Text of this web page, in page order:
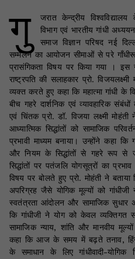
गु
जरात केन्द्रीय
विभाग एवं भारतीय गांधी
समाज विज्ञान परिषद नई
सम्मेलन का आयोजन सीमाओं से परे गाँधीरू
प्रासंगिकता विषय पर किया गया ।
राष्ट्रपति की सलाहकार प्रो.
व्यक्त करते हुए कहा कि महात्मा गांधी के
बीच गहरे दार्शनिक एवं व्यावहारिक
एवं चिंतक प्रो. डॉ. विजया लक्ष्मी
आध्यात्मिक सिद्धांतों को सामाजिक
प्रभावी माध्यम बनाया। उन्होंने कहा
और नियम के सिद्धांतों से गहरे रूप से
सिद्धांतों पर पतंजलि योगसूत्रों का
विषय पर बोलते हुए प्रो. मोहंती ने
अपरिग्रह जैसे योगिक मूल्यों को
स्वतंत्रता आंदोलन और सामाजिक सुधार
कि गांधीजी ने योग को केवल व्यक्तिगत
सामाजिक न्याय, शांति और मानवीय
कहा कि आज के समय में बढ़ते तनाव,
के समाधान के लिए गांधीवादी-